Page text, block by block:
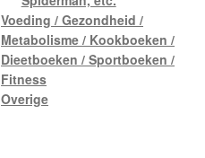
Voeding / Gezondheid /
Metabolisme / Kookboeken /
Dieetboeken / Sportboeken /
Fitness
Overige